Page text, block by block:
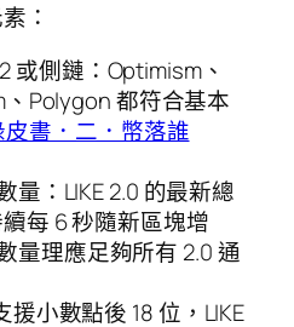
：
或側鏈：Optimism、
Polygon 都符合基本
皮書．二．幣落誰
量：LIKE 2.0 的最新總
每 6 秒隨新區塊增
量理應足夠所有 2.0 通
援小數點後 18 位，LIKE